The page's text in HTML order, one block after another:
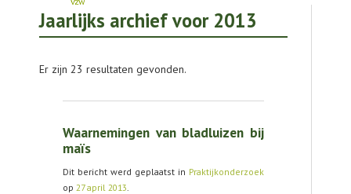
NIEUWS
AGENDA
OVER LCV
Jaarlijks archief voor 2013
Er zijn 23 resultaten gevonden.
Waarnemingen van bladluizen bij
maïs
Dit bericht werd geplaatst in Praktijkonderzoek
op 27 april 2013.